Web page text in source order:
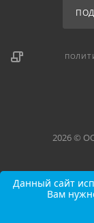
2026 ©
Данный сайт
Вам